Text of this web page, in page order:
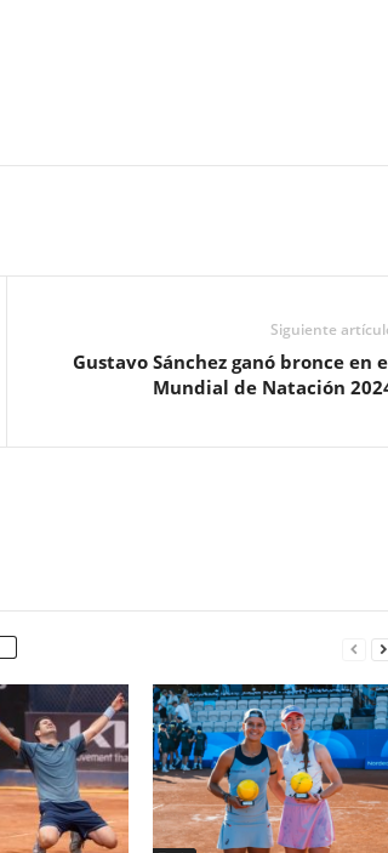
Siguiente
Gustavo Sánchez ganó bronce en
Mundial de Natación